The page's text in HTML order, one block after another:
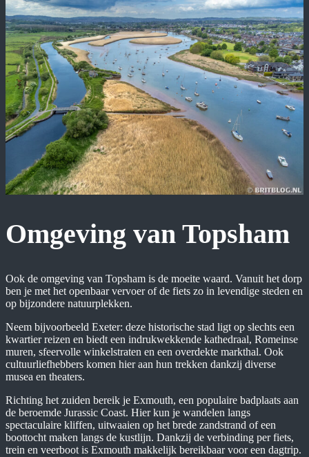
Omgeving van Topsham
Ook de omgeving van Topsham is de moeite waard. Vanuit het dorp
ben je met het openbaar vervoer of de fiets zo in levendige steden en
op bijzondere natuurplekken.
Neem bijvoorbeeld Exeter: deze historische stad ligt op slechts een
kwartier reizen en biedt een indrukwekkende kathedraal, Romeinse
muren, sfeervolle winkelstraten en een overdekte markthal. Ook
cultuurliefhebbers komen hier aan hun trekken dankzij diverse
musea en theaters.
Richting het zuiden bereik je Exmouth, een populaire badplaats aan
de beroemde Jurassic Coast. Hier kun je wandelen langs
spectaculaire kliffen, uitwaaien op het brede zandstrand of een
boottocht maken langs de kustlijn. Dankzij de verbinding per fiets,
trein en veerboot is Exmouth makkelijk bereikbaar voor een dagtrip.